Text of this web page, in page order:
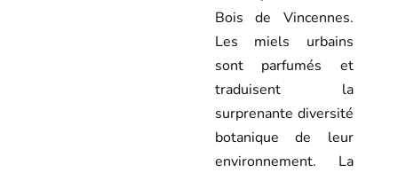
Bois de Vincennes.
Les miels urbains
sont parfumés et
traduisent la
surprenante diversité
botanique de leur
environnement. La